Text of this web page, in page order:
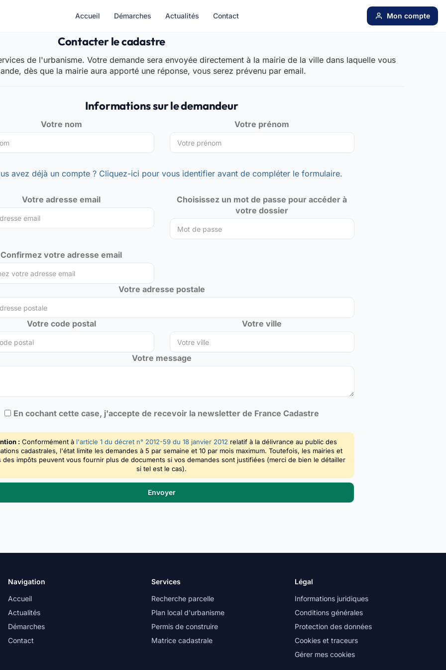
Accueil Démarches Actualités Contact Mon compte
Contacter le cadastre
de l'urbanisme. Votre demande sera envoyée directement à la mairie de la ville dans laquelle vous
dès que la mairie aura apporté une réponse, vous serez prévenu par email.
Informations sur le demandeur
Votre nom Votre prénom
avez déjà un compte ? Cliquez-ici pour vous identifier avant de compléter le formulaire.
Votre adresse email
Choisissez un mot de passe pour accéder à
votre dossier
Confirmez votre adresse email
Votre adresse postale
Votre code postal Votre ville
Votre message
En cochant cette case, j'accepte de recevoir la newsletter de France Cadastre
: Conformément à l'article 1 du décret n° 2012-59 du 18 janvier 2012 relatif à la délivrance au public des
cadastrales, l'état limite les demandes à 5 par semaine et 10 par mois maximum. Toutefois, les mairies et
des impôts peuvent vous fournir plus de documents si vos demandes sont justifiées (merci de bien le détailler
si tel est le cas).
Navigation
Accueil
Actualités
Démarches
Contact
Services
Recherche parcelle
Plan local d'urbanisme
Permis de construire
Matrice cadastrale
Légal
Informations juridiques
Conditions générales
Protection des données
Cookies et traceurs
Gérer mes cookies